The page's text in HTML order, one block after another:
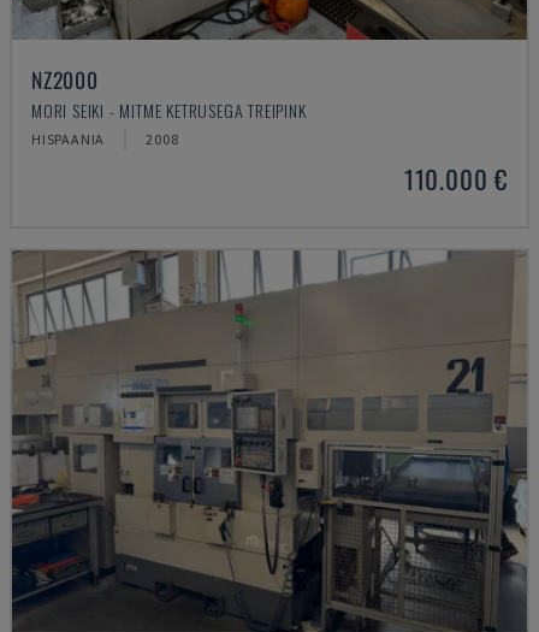
NZ2000
MORI SEIKI - MITME KETRUSEGA TREIPINK
HISPAANIA 2008
110.000 €